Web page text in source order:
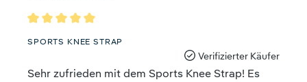
Bewertung mit 5 von 5 Sternen
SPORTS KNEE STRAP
Verifizierter Käufer
Sehr zufrieden mit dem Sports Knee Strap! Es